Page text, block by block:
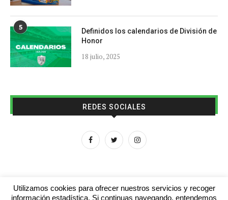
5
Definidos los calendarios de División de
Honor
18 julio, 2025
REDES SOCIALES
Utilizamos cookies para ofrecer nuestros servicios y recoger
información estadística. Si continuas navegando, entendemos